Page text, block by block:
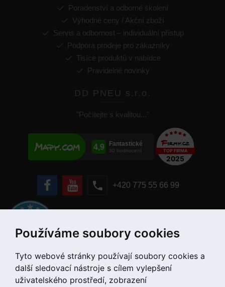
Používáme soubory cookies
Tyto webové stránky používají soubory cookies a
další sledovací nástroje s cílem vylepšení
uživatelského prostředí, zobrazení
Poradenství a odborné školení
Výhodné ceny / Akční zboží
Servis a odbornost – individuální přístup
Podpora prodeje pro zákazníky
Tisíce produktů v nabídce
Pravidelné novinky
DD PNEU s.r.o.
"Počítejte s kvalitou..."
+420 775 55 66 99